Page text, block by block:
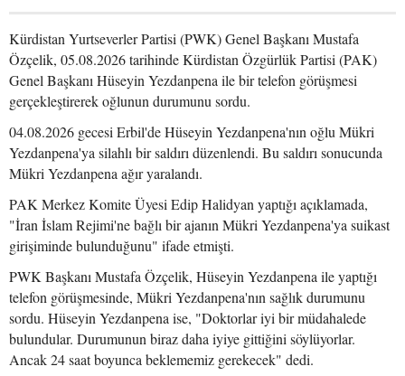
Kürdistan Yurtseverler Partisi (PWK) Genel Başkanı Mustafa
Özçelik, 05.08.2026 tarihinde Kürdistan Özgürlük Partisi (PAK)
Genel Başkanı Hüseyin Yezdanpena ile bir telefon görüşmesi
gerçekleştirerek oğlunun durumunu sordu.
04.08.2026 gecesi Erbil'de Hüseyin Yezdanpena'nın oğlu Mükri
Yezdanpena'ya silahlı bir saldırı düzenlendi. Bu saldırı sonucunda
Mükri Yezdanpena ağır yaralandı.
PAK Merkez Komite Üyesi Edip Halidyan yaptığı açıklamada,
"İran İslam Rejimi'ne bağlı bir ajanın Mükri Yezdanpena'ya suikast
girişiminde bulunduğunu" ifade etmişti.
PWK Başkanı Mustafa Özçelik, Hüseyin Yezdanpena ile yaptığı
telefon görüşmesinde, Mükri Yezdanpena'nın sağlık durumunu
sordu. Hüseyin Yezdanpena ise, "Doktorlar iyi bir müdahalede
bulundular. Durumunun biraz daha iyiye gittiğini söylüyorlar.
Ancak 24 saat boyunca beklememiz gerekecek" dedi.